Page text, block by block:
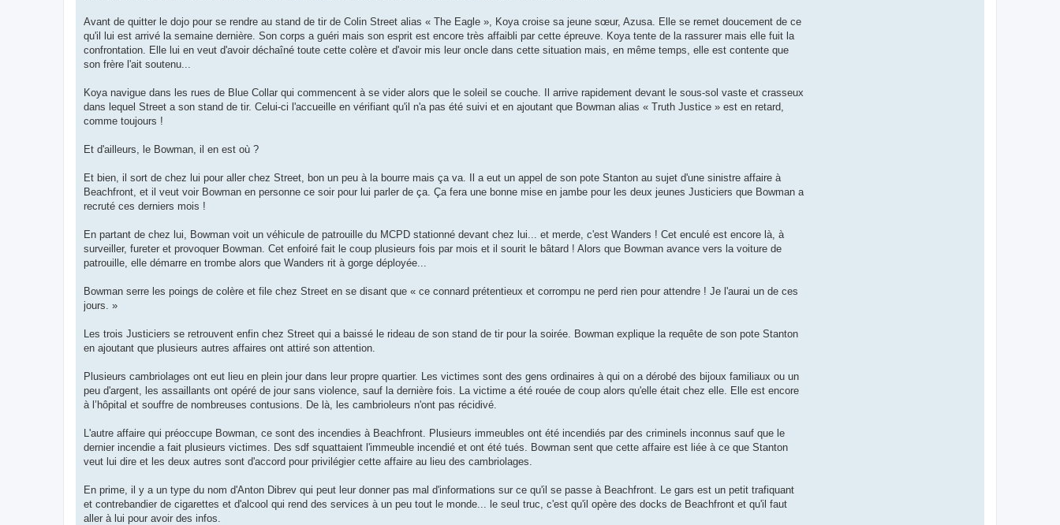
Avant de quitter le dojo pour se rendre au stand de tir de Colin Street alias « The Eagle », Koya croise sa jeune sœur, Azusa. Elle se remet doucement de ce
qu'il lui est arrivé la semaine dernière. Son corps a guéri mais son esprit est encore très affaibli par cette épreuve. Koya tente de la rassurer mais elle fuit la
confrontation. Elle lui en veut d'avoir déchaîné toute cette colère et d'avoir mis leur oncle dans cette situation mais, en même temps, elle est contente que
son frère l'ait soutenu...
Koya navigue dans les rues de Blue Collar qui commencent à se vider alors que le soleil se couche. Il arrive rapidement devant le sous-sol vaste et crasseux
dans lequel Street a son stand de tir. Celui-ci l'accueille en vérifiant qu'il n'a pas été suivi et en ajoutant que Bowman alias « Truth Justice » est en retard,
comme toujours !
Et d'ailleurs, le Bowman, il en est où ?
Et bien, il sort de chez lui pour aller chez Street, bon un peu à la bourre mais ça va. Il a eut un appel de son pote Stanton au sujet d'une sinistre affaire à
Beachfront, et il veut voir Bowman en personne ce soir pour lui parler de ça. Ça fera une bonne mise en jambe pour les deux jeunes Justiciers que Bowman a
recruté ces derniers mois !
En partant de chez lui, Bowman voit un véhicule de patrouille du MCPD stationné devant chez lui... et merde, c'est Wanders ! Cet enculé est encore là, à
surveiller, fureter et provoquer Bowman. Cet enfoiré fait le coup plusieurs fois par mois et il sourit le bâtard ! Alors que Bowman avance vers la voiture de
patrouille, elle démarre en trombe alors que Wanders rit à gorge déployée...
Bowman serre les poings de colère et file chez Street en se disant que « ce connard prétentieux et corrompu ne perd rien pour attendre ! Je l'aurai un de ces
jours. »
Les trois Justiciers se retrouvent enfin chez Street qui a baissé le rideau de son stand de tir pour la soirée. Bowman explique la requête de son pote Stanton
en ajoutant que plusieurs autres affaires ont attiré son attention.
Plusieurs cambriolages ont eut lieu en plein jour dans leur propre quartier. Les victimes sont des gens ordinaires à qui on a dérobé des bijoux familiaux ou un
peu d'argent, les assaillants ont opéré de jour sans violence, sauf la dernière fois. La victime a été rouée de coup alors qu'elle était chez elle. Elle est encore
à l’hôpital et souffre de nombreuses contusions. De là, les cambrioleurs n'ont pas récidivé.
L'autre affaire qui préoccupe Bowman, ce sont des incendies à Beachfront. Plusieurs immeubles ont été incendiés par des criminels inconnus sauf que le
dernier incendie a fait plusieurs victimes. Des sdf squattaient l'immeuble incendié et ont été tués. Bowman sent que cette affaire est liée à ce que Stanton
veut lui dire et les deux autres sont d'accord pour privilégier cette affaire au lieu des cambriolages.
En prime, il y a un type du nom d'Anton Dibrev qui peut leur donner pas mal d'informations sur ce qu'il se passe à Beachfront. Le gars est un petit trafiquant
et contrebandier de cigarettes et d'alcool qui rend des services à un peu tout le monde... le seul truc, c'est qu'il opère des docks de Beachfront et qu'il faut
aller à lui pour avoir des infos.